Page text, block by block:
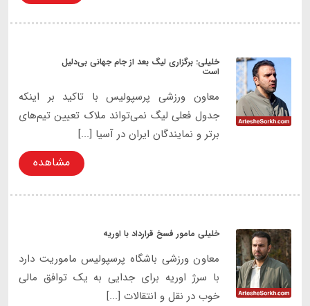
خلیلی: برگزاری لیگ بعد از جام جهانی بی‌دلیل
است
معاون ورزشی پرسپولیس با تاکید بر اینکه
جدول فعلی لیگ نمی‌تواند ملاک تعیین تیم‌های
برتر و نمایندگان ایران در آسیا [...]
مشاهده
خلیلی مامور فسخ قرارداد با اوریه
معاون ورزشی باشگاه پرسپولیس ماموریت دارد
با سرژ اوریه برای جدایی به یک توافق مالی
خوب در نقل و انتقالات [...]